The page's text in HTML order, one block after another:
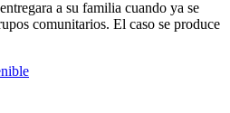
a su familia cuando ya se
comunitarios. El caso se produce